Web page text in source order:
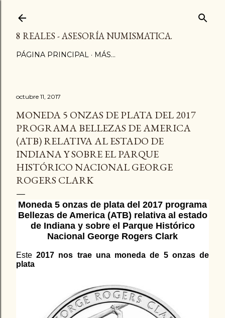
8 REALES - ASESORÍA NUMISMATICA.
PÁGINA PRINCIPAL MÁS…
octubre 11, 2017
MONEDA 5 ONZAS DE PLATA DEL 2017
PROGRAMA BELLEZAS DE AMERICA
(ATB) RELATIVA AL ESTADO DE
INDIANA Y SOBRE EL PARQUE
HISTÓRICO NACIONAL GEORGE
ROGERS CLARK
Moneda 5 onzas de plata del 2017 programa
Bellezas de America (ATB) relativa al estado
de Indiana y sobre el Parque Histórico
Nacional George Rogers Clark
Este2017 nos trae una moneda de 5 onzas de
plata